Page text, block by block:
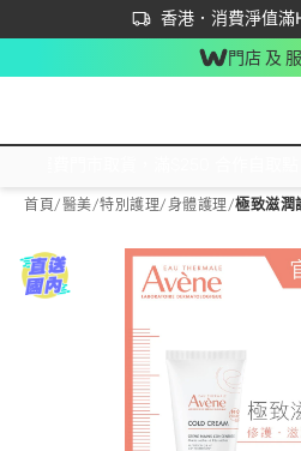
香港．消費淨值滿
立即成為易賞錢會
首次APP下單買滿$450
門店 及
首頁/醫美/特別護理/身體護理/極致滋潤